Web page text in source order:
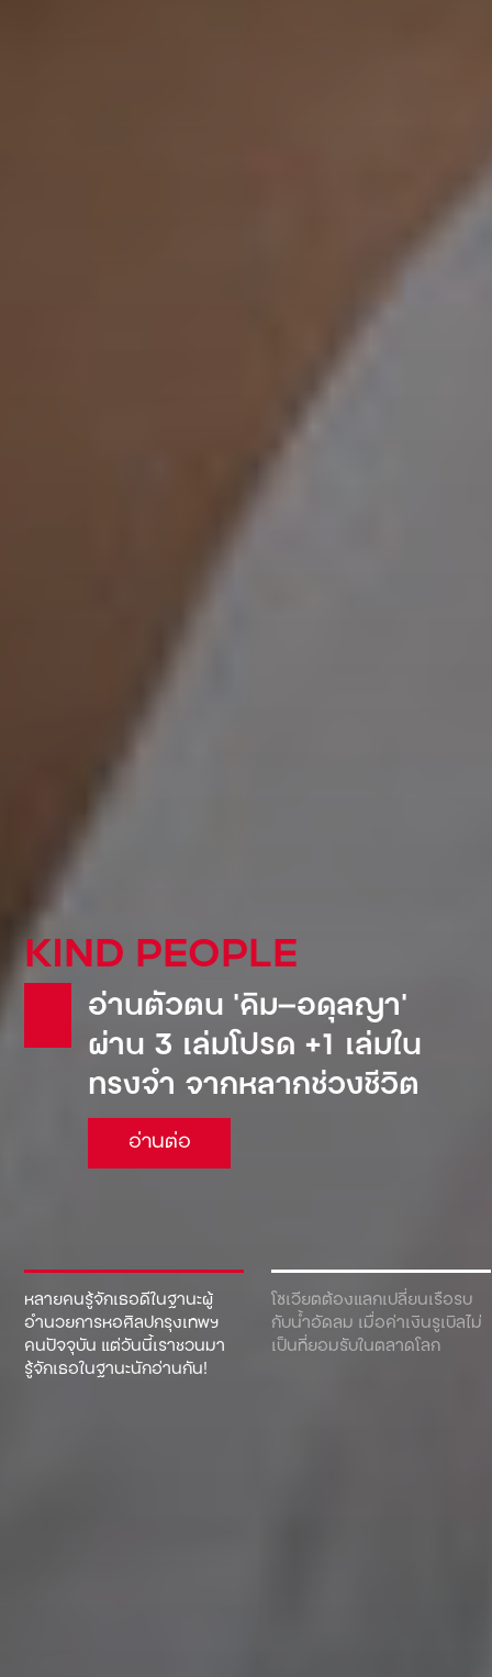
หลายคนรู้จักเธอดีในฐานะผู้
อำนวยการหอศิลปกรุงเทพฯ
คนปัจจุบัน แต่วันนี้เราชวนมา
รู้จักเธอในฐานะนักอ่านกัน!
โซเวียตต้องแลกเปลี่ยนเรือรบ
กับน้ำอัดลม เมื่อค่าเงินรูเบิลไม่
เป็นที่ยอมรับในตลาดโลก
KIND PEOPLE
อ่านตัวตน ‘คิม—อดุลญา’
ผ่าน 3 เล่มโปรด +1 เล่มใน
ทรงจำ จากหลากช่วงชีวิต
อ่านต่อ